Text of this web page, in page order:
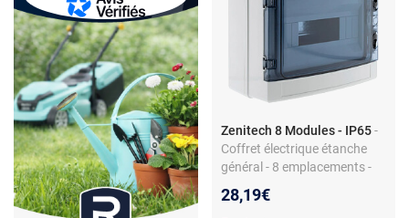
Zenitech 8 Modules - IP65 -
Coffret électrique étanche
général - 8 emplacements -
pré-câblé - sans bornes
28,19€